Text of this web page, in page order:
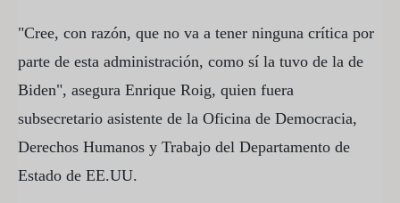
"Cree, con razón, que no va a tener ninguna crítica por
parte de esta administración, como sí la tuvo de la de
Biden", asegura Enrique Roig, quien fuera
subsecretario asistente de la Oficina de Democracia,
Derechos Humanos y Trabajo del Departamento de
Estado de EE.UU.